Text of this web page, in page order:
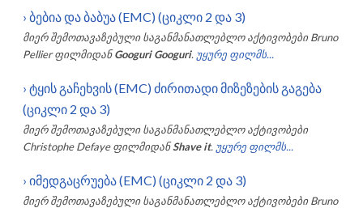
› ბებია და ბაბუა (EMC) (ციკლი 2 და 3)
მიერ შემოთავაზებული საგანმანათლებლო აქტივობები Bruno
Pellier ფილმიდან Googuri Googuri. უყურე ფილმს...
› ტყის გაჩეხვის (EMC) ძირითადი მიზეზების გაგება
(ციკლი 2 და 3)
მიერ შემოთავაზებული საგანმანათლებლო აქტივობები
Christophe Defaye ფილმიდანShave it. უყურე ფილმს...
› იმედგაცრუება (EMC) (ციკლი 2 და 3)
მიერ შემოთავაზებული საგანმანათლებლო აქტივობები Bruno